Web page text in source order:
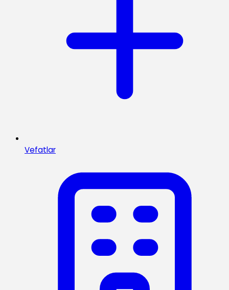
Vefatlar